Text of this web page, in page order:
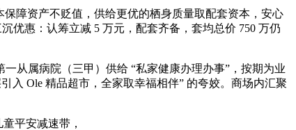
障资产不贬值，供给更优的栖身质量取配套资本，安心
优惠：认筹立减 5 万元，配套齐备，套均总价 750 万仍
从属病院（三甲）供给 “私家健康办理办事”，按期为业
入 Ole 精品超市，全家取幸福相伴” 的夸姣。商场内汇聚
平安减速带，